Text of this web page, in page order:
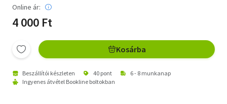
Online ár:
4 000 Ft
Kosárba
Beszállítói készleten 40 pont
6 - 8 munkanap
Ingyenes átvétel Bookline boltokban